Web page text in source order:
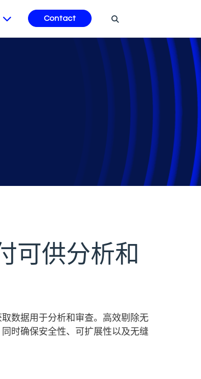
Contact
可供分析和
数据用于分析和审查。高效剔除无
时确保安全性、可扩展性以及无缝